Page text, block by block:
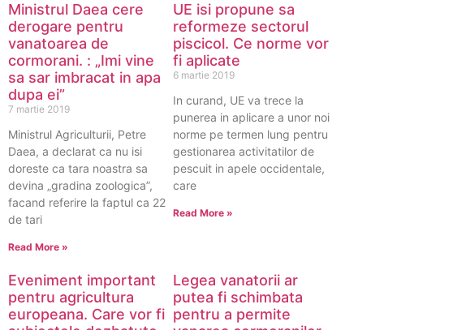
Ministrul Daea cere
derogare pentru
vanatoarea de
cormorani. : „Imi vine
sa sar imbracat in apa
dupa ei”
7 martie 2019
Ministrul Agriculturii, Petre
Daea, a declarat ca nu isi
doreste ca tara noastra sa
devina „gradina zoologica”,
facand referire la faptul ca 22
de tari
Read More »
UE isi propune sa
reformeze sectorul
piscicol. Ce norme vor
fi aplicate
6 martie 2019
In curand, UE va trece la
punerea in aplicare a unor noi
norme pe termen lung pentru
gestionarea activitatilor de
pescuit in apele occidentale,
care
Read More »
Eveniment important
pentru agricultura
europeana. Care vor fi
Legea vanatorii ar
putea fi schimbata
pentru a permite